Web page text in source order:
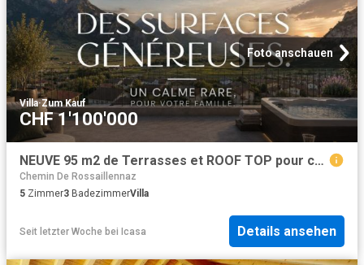
Foto anschauen
Villa·Zum Kauf
CHF 1'100'000
NEUVE 95 m2 de Terrasses et ROOF TOP pour cette VILLA 5.5 pcs de 344 m2 utiles
Chemin De Rossaillennaz
5 Zimmer3 BadezimmerVilla
Seit letzter Woche bei Icasa Details ansehen